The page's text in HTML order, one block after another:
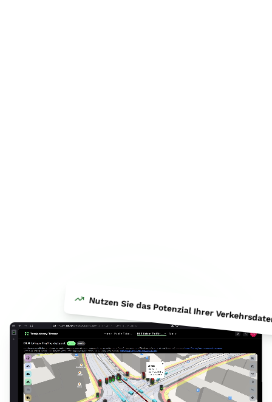
Nutzen Sie das Potenzial Ihrer